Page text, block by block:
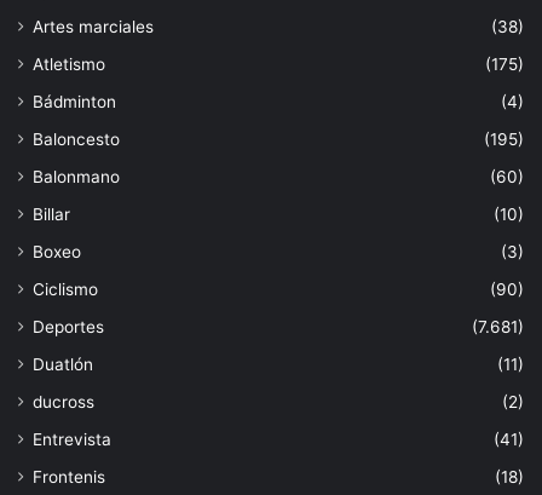
Artes marciales
(38)
Atletismo
(175)
Bádminton
(4)
Baloncesto
(195)
Balonmano
(60)
Billar
(10)
Boxeo
(3)
Ciclismo
(90)
Deportes
(7.681)
Duatlón
(11)
ducross
(2)
Entrevista
(41)
Frontenis
(18)